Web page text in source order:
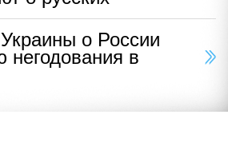
о России
негодования в